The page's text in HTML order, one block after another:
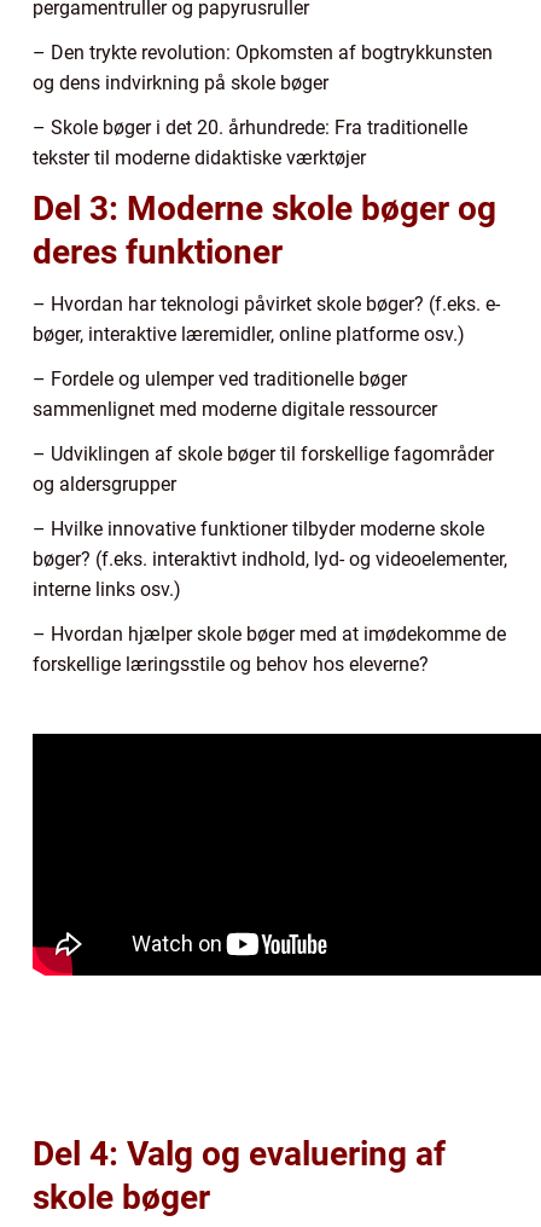
pergamentruller og papyrusruller
– Den trykte revolution: Opkomsten af bogtrykkunsten
og dens indvirkning på skole bøger
– Skole bøger i det 20. århundrede: Fra traditionelle
tekster til moderne didaktiske værktøjer
Del 3: Moderne skole bøger og
deres funktioner
– Hvordan har teknologi påvirket skole bøger? (f.eks. e-
bøger, interaktive læremidler, online platforme osv.)
– Fordele og ulemper ved traditionelle bøger
sammenlignet med moderne digitale ressourcer
– Udviklingen af skole bøger til forskellige fagområder
og aldersgrupper
– Hvilke innovative funktioner tilbyder moderne skole
bøger? (f.eks. interaktivt indhold, lyd- og videoelementer,
interne links osv.)
– Hvordan hjælper skole bøger med at imødekomme de
forskellige læringsstile og behov hos eleverne?
Del 4: Valg og evaluering af
skole bøger